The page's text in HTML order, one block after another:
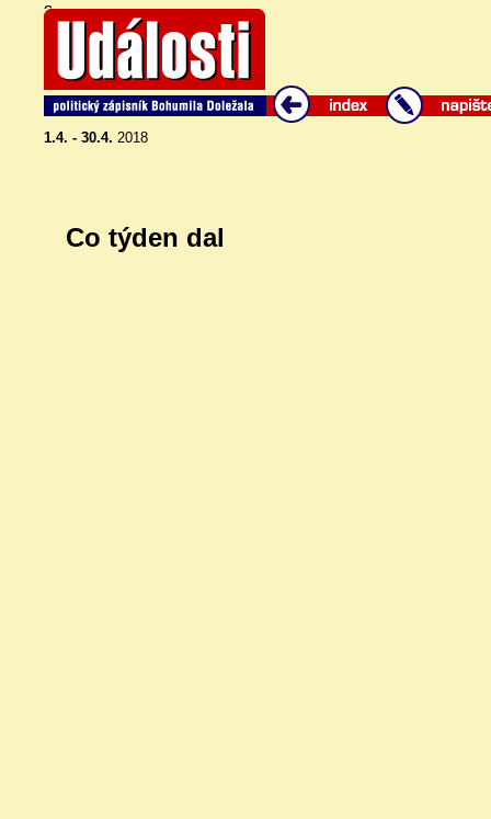
1.4. - 30.4. 2018
s
Co týden dal